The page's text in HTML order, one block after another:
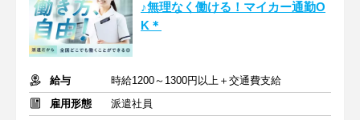
♪無理なく働ける！マイカー通勤O
K＊
給与
時給1200～1300円以上＋交通費支給
雇用形態
派遣社員